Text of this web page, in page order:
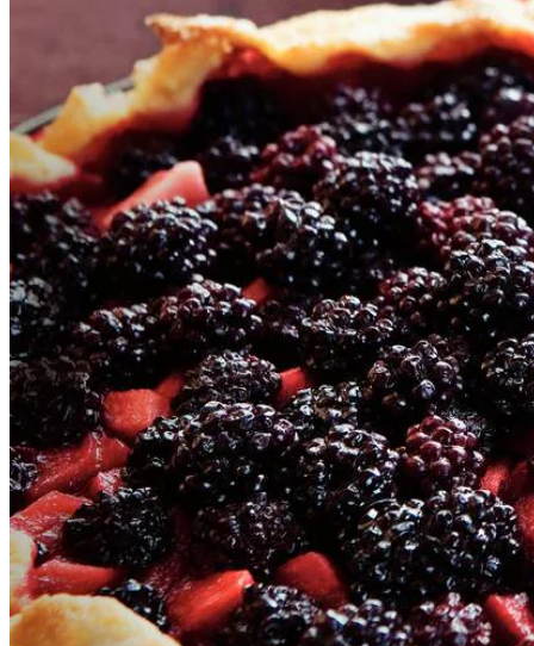
koude boter
1ei
2friszoete appels
1 doosje bramen
Dit heb je nodig